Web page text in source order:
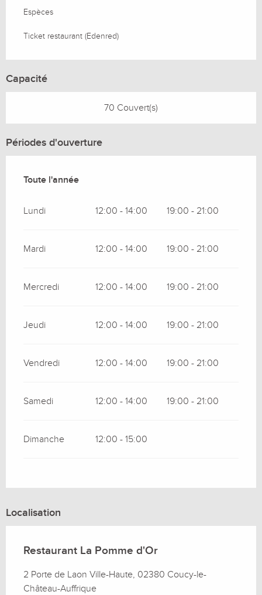
Espèces
Ticket restaurant (Edenred)
Capacité
70 Couvert(s)
Périodes d'ouverture
Toute l'année
Toute l'année
Lundi 12:00 - 14:00 19:00 - 21:00
Mardi 12:00 - 14:00 19:00 - 21:00
Mercredi 12:00 - 14:00 19:00 - 21:00
Jeudi 12:00 - 14:00 19:00 - 21:00
Vendredi 12:00 - 14:00 19:00 - 21:00
Samedi 12:00 - 14:00 19:00 - 21:00
Dimanche 12:00 - 15:00
Localisation
Restaurant La Pomme d'Or
2 Porte de Laon Ville-Haute, 02380 Coucy-le-
Château-Auffrique